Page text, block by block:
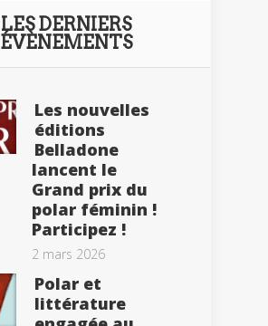
LES DERNIERS
ÉVÈNEMENTS
Les nouvelles
éditions
Belladone
lancent le
Grand prix du
polar féminin !
Participez !
2 mars 2026
Polar et
littérature